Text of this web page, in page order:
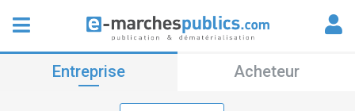
Entreprise Acheteur